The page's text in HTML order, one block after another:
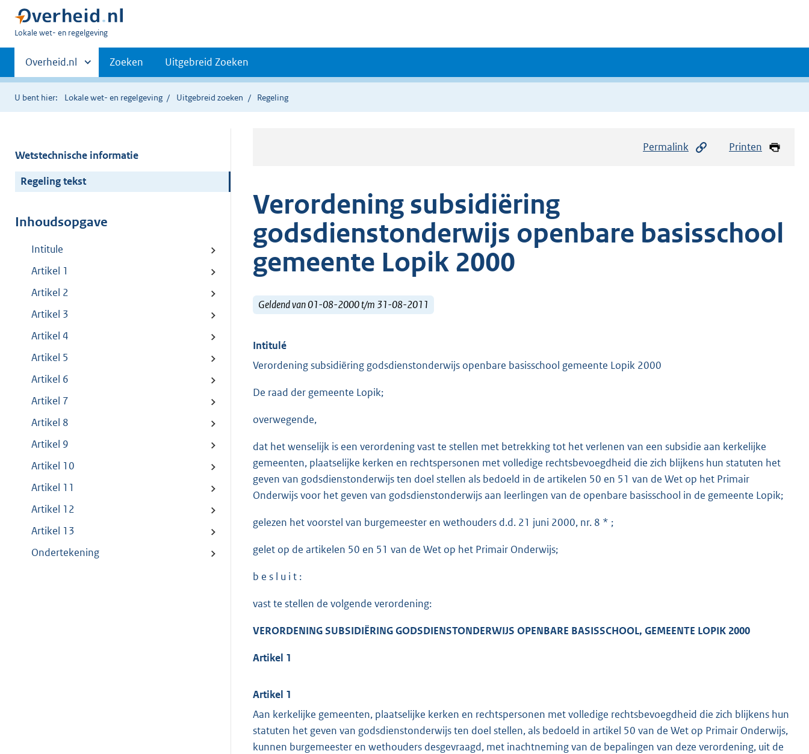
U
hier:
Lokale wet- en regelgeving
Primaire
navigatie
Andere
sites
binnen
Overheid.nl Zoeken Uitgebreid Zoeken
U bent hier: Lokale wet- en regelgeving Uitgebreid zoeken Regeling
Wetstechnische informatie
Regeling tekst
Inhoudsopgave
Intitule
Artikel 1
Artikel 2
Artikel 3
Artikel 4
Artikel 5
Artikel 6
Artikel 7
Artikel 8
Artikel 9
Artikel 10
Artikel 11
Artikel 12
Artikel 13
Ondertekening
Permalink Printen
Verordening subsidiëring
godsdienstonderwijs openbare basisschool
gemeente Lopik 2000
Geldend van 01-08-2000 t/m 31-08-2011
Intitulé
Verordening subsidiëring godsdienstonderwijs openbare basisschool gemeente Lopik 2000
De raad der gemeente Lopik;
overwegende,
dat het wenselijk is een verordening vast te stellen met betrekking tot het verlenen van een subsidie aan kerkelijke
gemeenten, plaatselijke kerken en rechtspersonen met volledige rechtsbevoegdheid die zich blijkens hun statuten het
geven van godsdienstonderwijs ten doel stellen als bedoeld in de artikelen 50 en 51 van de Wet op het Primair
Onderwijs voor het geven van godsdienstonderwijs aan leerlingen van de openbare basisschool in de gemeente Lopik;
gelezen het voorstel van burgemeester en wethouders d.d. 21 juni 2000, nr. 8 * ;
gelet op de artikelen 50 en 51 van de Wet op het Primair Onderwijs;
b e s l u i t :
vast te stellen de volgende verordening:
VERORDENING SUBSIDIËRING GODSDIENSTONDERWIJS OPENBARE BASISSCHOOL, GEMEENTE LOPIK 2000
Artikel 1
Artikel 1
Aan kerkelijke gemeenten, plaatselijke kerken en rechtspersonen met volledige rechtsbevoegdheid die zich blijkens hun
statuten het geven van godsdienstonderwijs ten doel stellen, als bedoeld in artikel 50 van de Wet op Primair Onderwijs,
kunnen burgemeester en wethouders desgevraagd, met inachtneming van de bepalingen van deze verordening, uit de